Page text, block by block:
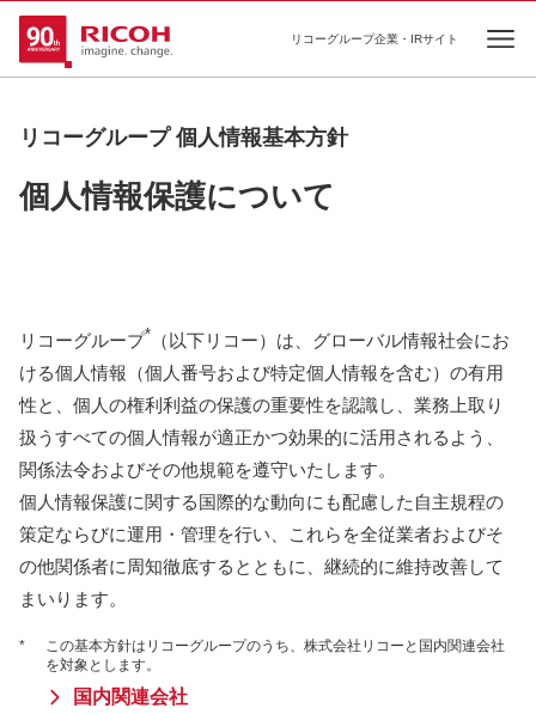
リコーグループ企業・IRサイト
リコーグループ 個人情報基本方針
個人情報保護について
リコーグループ*
（以下リコー）は、グローバル情報社会にお
ける個人情報（個人番号および特定個人情報を含む）の有用
性と、個人の権利利益の保護の重要性を認識し、業務上取り
扱うすべての個人情報が適正かつ効果的に活用されるよう、
関係法令およびその他規範を遵守いたします。
個人情報保護に関する国際的な動向にも配慮した自主規程の
策定ならびに運用・管理を行い、これらを全従業者およびそ
の他関係者に周知徹底するとともに、継続的に維持改善して
まいります。
*
この基本方針はリコーグループのうち、株式会社リコーと国内関連会社
を対象とします。
国内関連会社